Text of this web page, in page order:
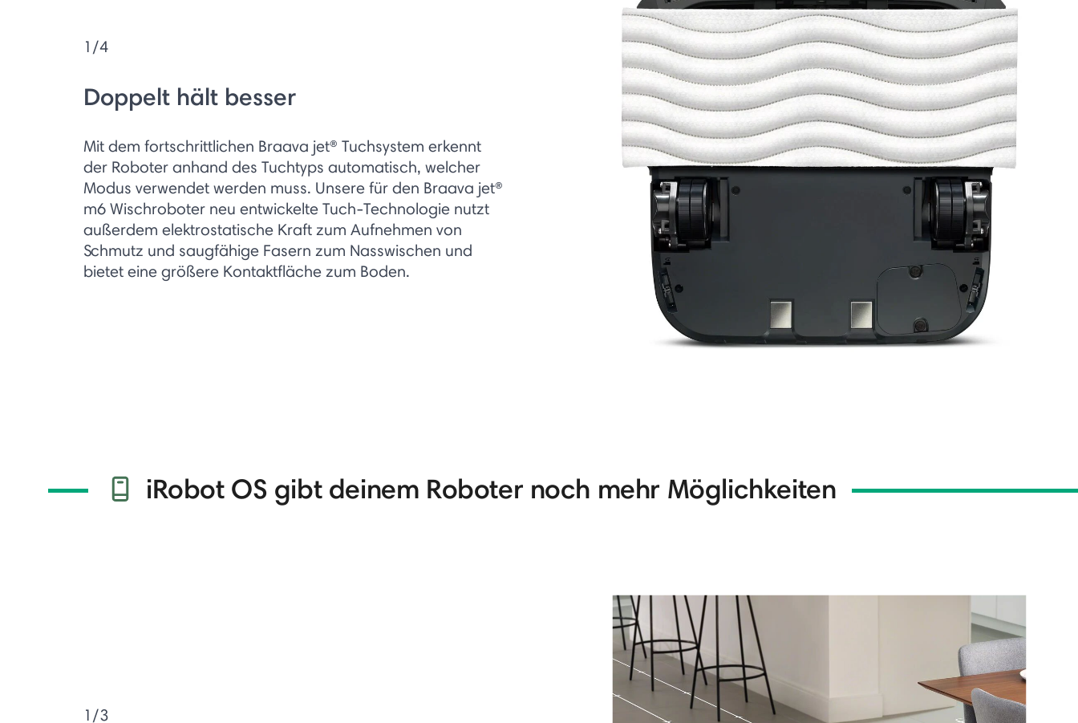
1/4
Doppelt hält besser
Mit dem fortschrittlichen Braava jet® Tuchsystem erkennt
der Roboter anhand des Tuchtyps automatisch, welcher
Modus verwendet werden muss. Unsere für den Braava jet®
m6 Wischroboter neu entwickelte Tuch-Technologie nutzt
außerdem elektrostatische Kraft zum Aufnehmen von
Schmutz und saugfähige Fasern zum Nasswischen und
bietet eine größere Kontaktfläche zum Boden.
iRobot OS gibt deinem Roboter noch mehr Möglichkeiten
1/3